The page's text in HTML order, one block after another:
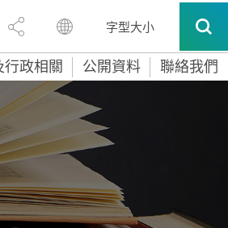
字型大小
行政相關 公開資料 聯絡我們